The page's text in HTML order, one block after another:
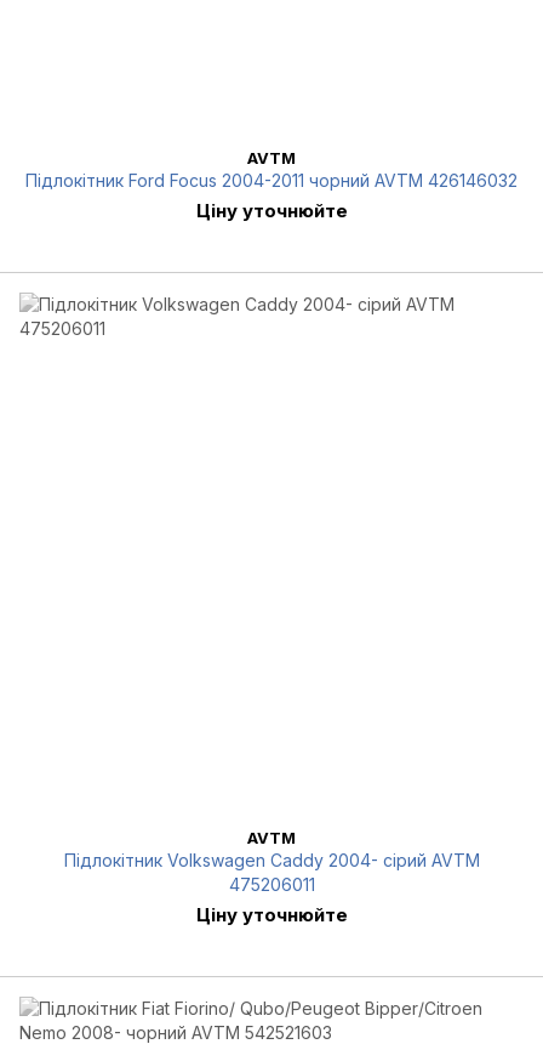
AVTM
Підлокітник Ford Focus 2004-2011 чорний AVTM 426146032
Ціну уточнюйте
AVTM
Підлокітник Volkswagen Caddy 2004- сірий AVTM
475206011
Ціну уточнюйте